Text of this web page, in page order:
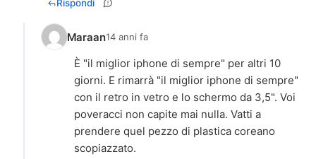
Rispondi
Maraan14 anni fa
È "il miglior iphone di sempre" per altri 10
giorni. E rimarrà "il miglior iphone di sempre"
con il retro in vetro e lo schermo da 3,5". Voi
poveracci non capite mai nulla. Vatti a
prendere quel pezzo di plastica coreano
scopiazzato.